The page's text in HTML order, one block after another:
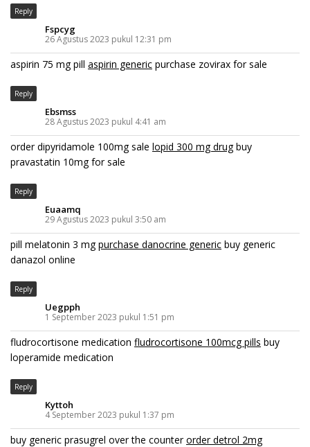
Reply
Fspcyg
26 Agustus 2023 pukul 12:31 pm
aspirin 75 mg pill aspirin generic purchase zovirax for sale
Reply
Ebsmss
28 Agustus 2023 pukul 4:41 am
order dipyridamole 100mg sale lopid 300 mg drugbuy
pravastatin 10mg for sale
Reply
Euaamq
29 Agustus 2023 pukul 3:50 am
pill melatonin 3 mgpurchase danocrine generic buy generic
danazol online
Reply
Uegpph
1 September 2023 pukul 1:51 pm
fludrocortisone medication fludrocortisone 100mcg pills buy
loperamide medication
Reply
Kyttoh
4 September 2023 pukul 1:37 pm
buy generic prasugrel over the counterorder detrol 2mg